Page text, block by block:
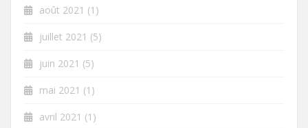
août 2021 (1)
juillet 2021 (5)
juin 2021 (5)
mai 2021 (1)
avril 2021 (1)